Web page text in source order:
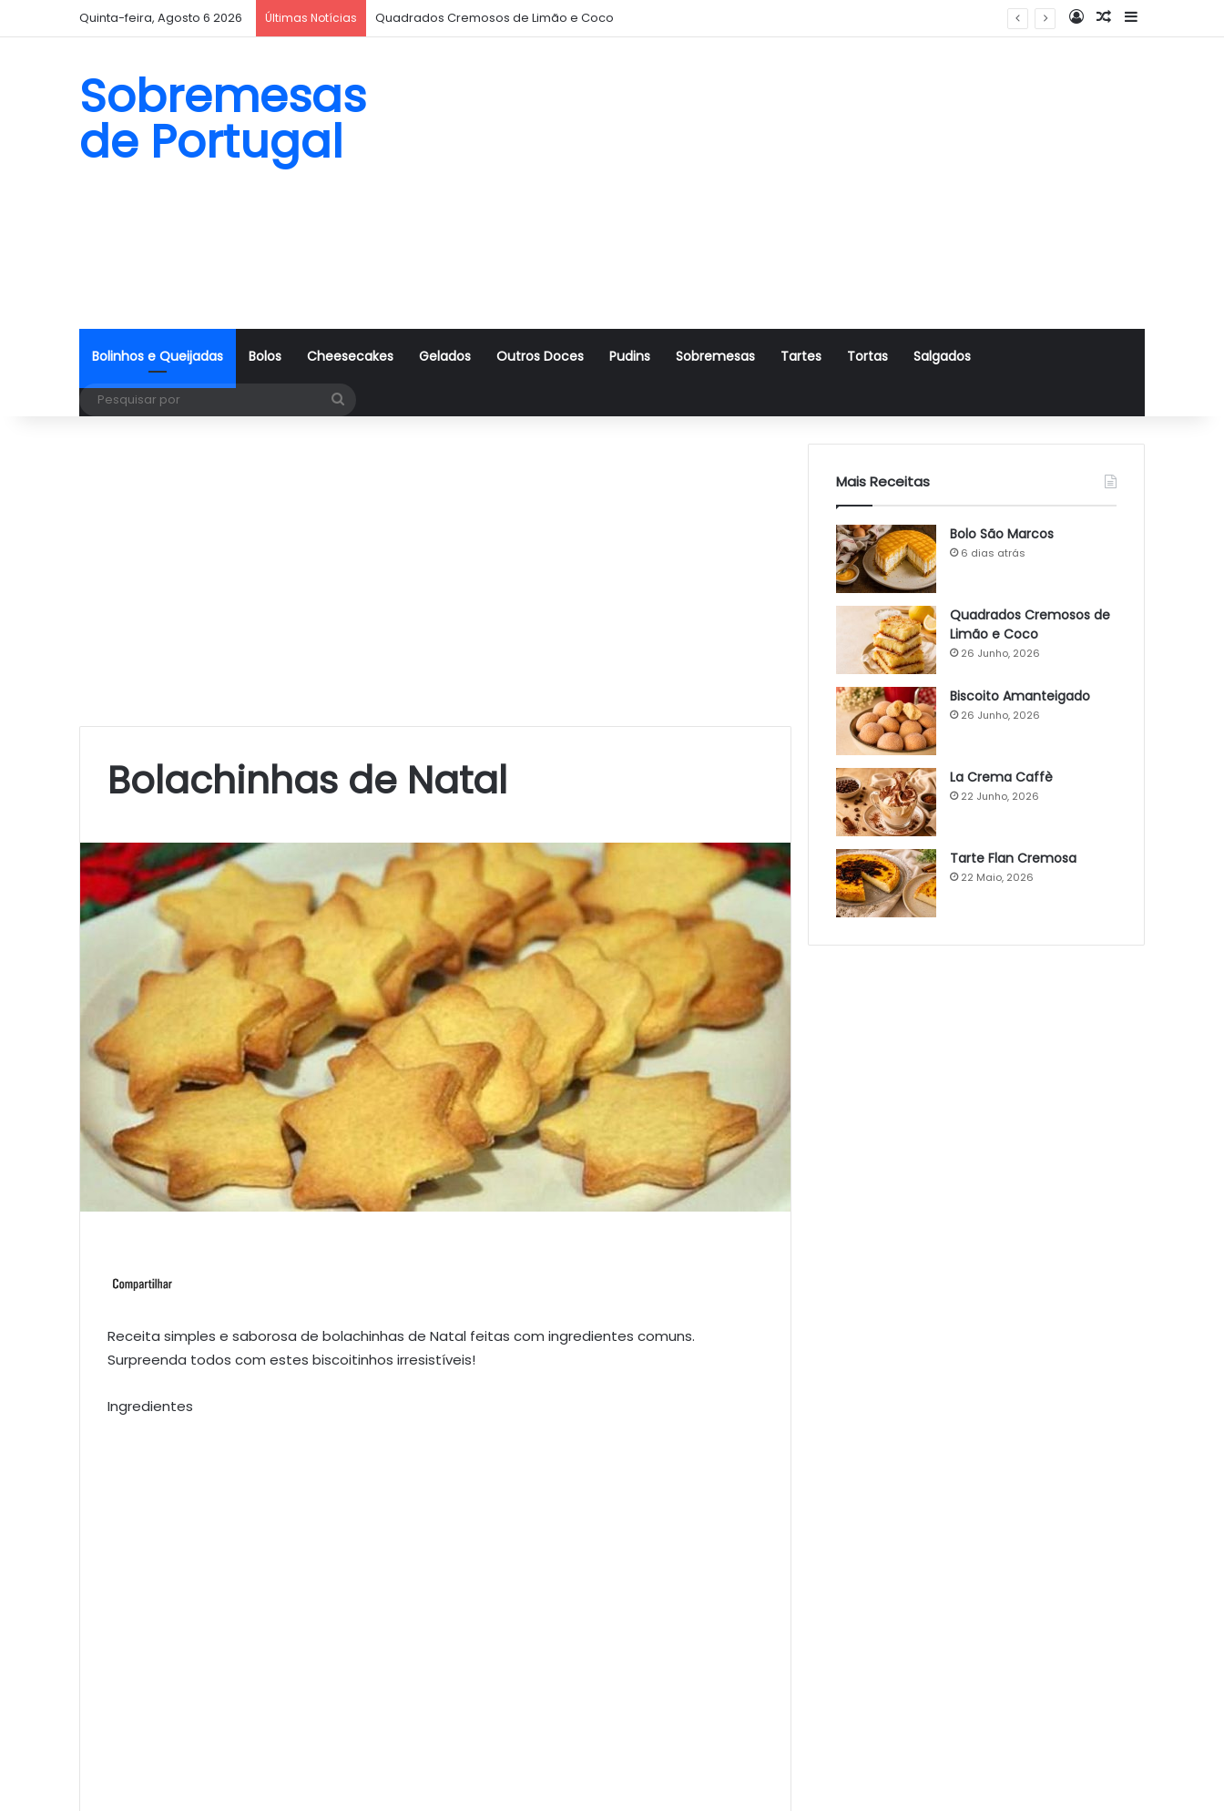
Quinta-feira, Agosto 6 2026 Últimas Notícias Quadrados Cremosos de Limão e Coco Log InArtigo Aleatório
Sidebar
Sobremesas
de Portugal
Bolinhos e Queijadas Bolos Cheesecakes Gelados Outros Doces Pudins Sobremesas Tartes Tortas Salgados
Bolachinhas de Natal
Receita simples e saborosa de bolachinhas de Natal feitas com ingredientes comuns.
Surpreenda todos com estes biscoitinhos irresistíveis!
Ingredientes
Mais Receitas
Bolo São Marcos
6 dias atrás
Quadrados Cremosos de
Limão e Coco
26 Junho, 2026
Biscoito Amanteigado
26 Junho, 2026
La Crema Caffè
22 Junho, 2026
Tarte Flan Cremosa
22 Maio, 2026